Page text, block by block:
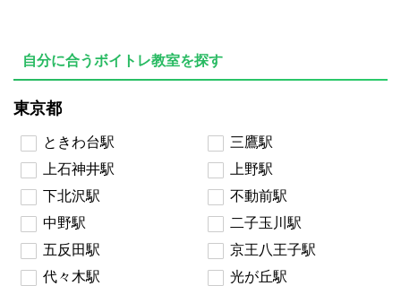
自分に合うボイトレ教室を探す
東京都
ときわ台駅
三鷹駅
上石神井駅
上野駅
下北沢駅
不動前駅
中野駅
二子玉川駅
五反田駅
京王八王子駅
代々木駅
光が丘駅